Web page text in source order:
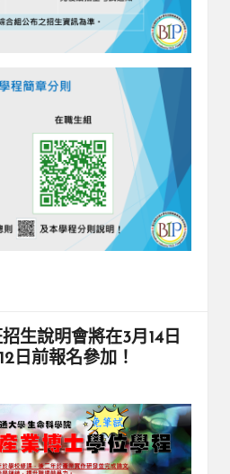
生說明會將在3月14日
日前報名參加！